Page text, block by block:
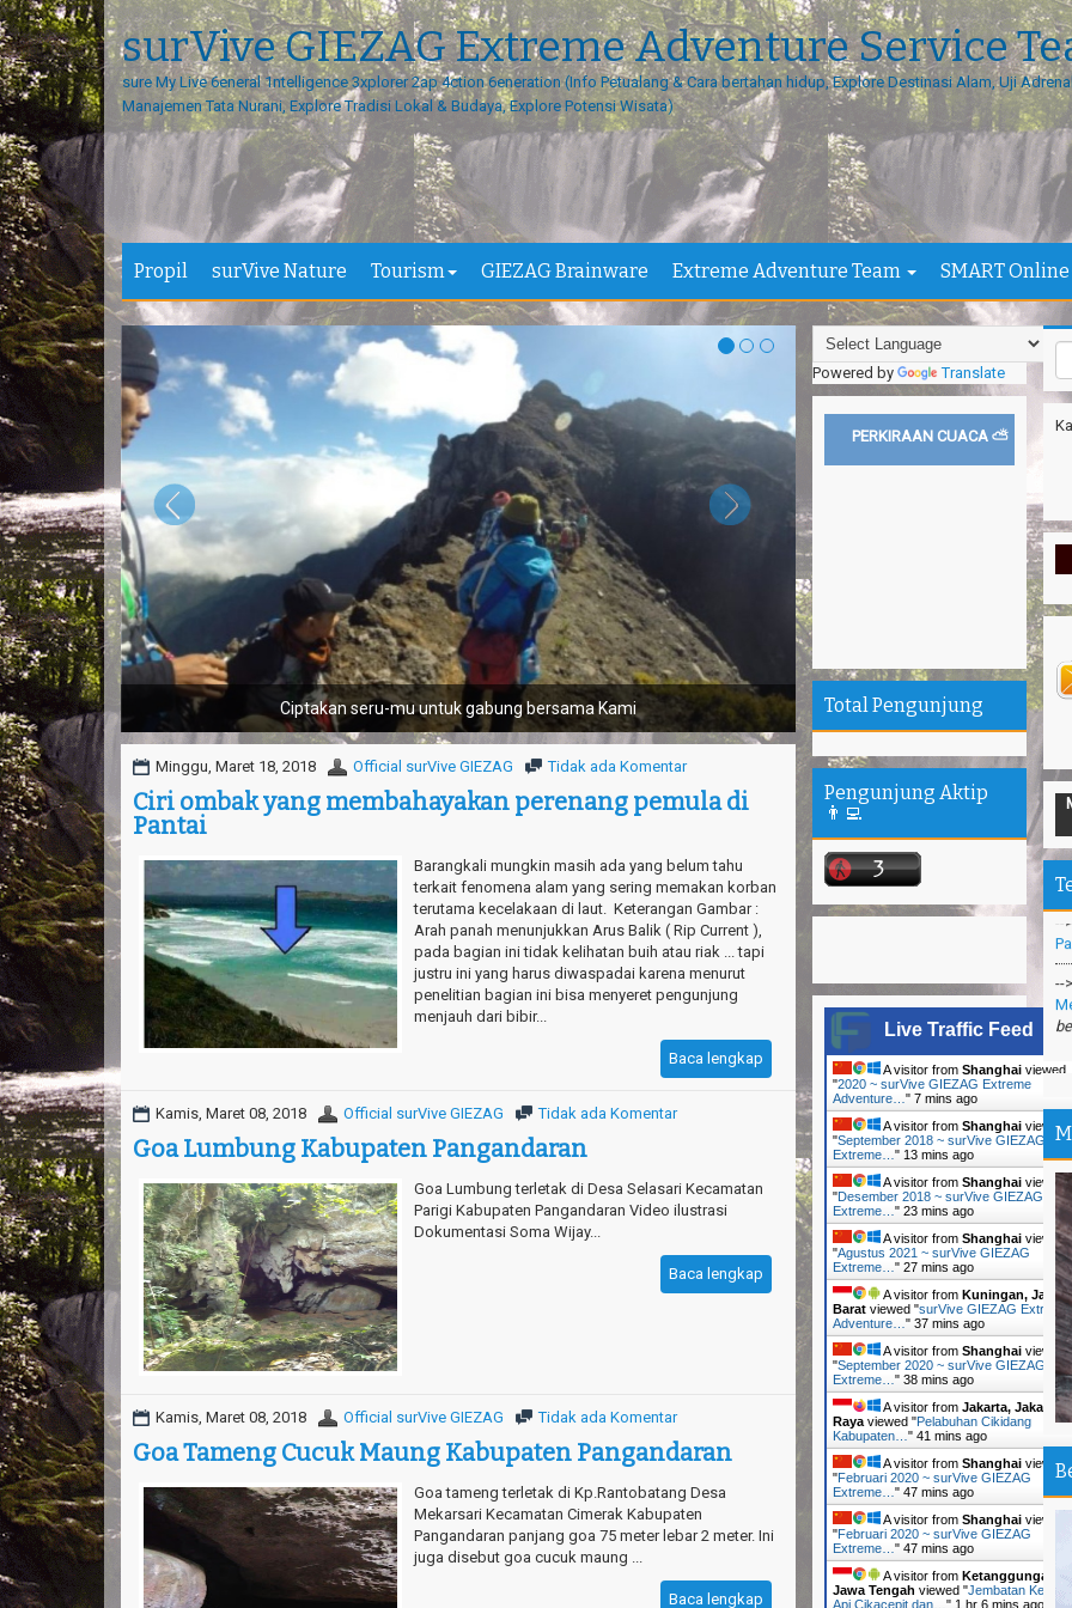
surVive GIEZAG Extreme Adventure Service
sure My Live 6eneral 1ntelligence 3xplorer 2ap 4ction 6eneration (Info Petualang & Cara bertahan hidup, Explore Destinasi Alam, Uji
Manajemen Tata Nurani, Explore Tradisi Lokal & Budaya, Explore Potensi Wisata)
Propil surVive Nature Tourism GIEZAG Brainware Extreme Adventure Team SMART Online
Tantang nyali-mu bersama Kami
Minggu, Maret 18, 2018 Official surVive GIEZAG Tidak ada Komentar
Ciri ombak yang membahayakan perenang pemula di
Pantai
Barangkali mungkin masih ada yang belum tahu
terkait fenomena alam yang sering memakan korban
terutama kecelakaan di laut. Keterangan Gambar :
Arah panah menunjukkan Arus Balik ( Rip Current ),
pada bagian ini tidak kelihatan buih atau riak ... tapi
justru ini yang harus diwaspadai karena menurut
penelitian bagian ini bisa menyeret pengunjung
menjauh dari bibir...
Baca lengkap
Kamis, Maret 08, 2018 Official surVive GIEZAG Tidak ada Komentar
Goa Lumbung Kabupaten Pangandaran
Goa Lumbung terletak di Desa Selasari Kecamatan
Parigi Kabupaten Pangandaran Video ilustrasi
Dokumentasi Soma Wijay...
Baca lengkap
Kamis, Maret 08, 2018 Official surVive GIEZAG Tidak ada Komentar
Goa Tameng Cucuk Maung Kabupaten Pangandaran
Goa tameng terletak di Kp.Rantobatang Desa
Mekarsari Kecamatan Cimerak Kabupaten
Pangandaran panjang goa 75 meter lebar 2 meter. Ini
juga disebut goa cucuk maung ...
Baca lengkap
Powered by Translate
PERKIRAAN CUACA ⛅
Total Pengunjung
Pengunjung Aktip
👨‍💻
Live Traffic Feed
A visitor from Shanghai viewed
"2020 ~ surVive GIEZAG Extreme
Adventure… " 7 mins ago
A visitor from Shanghai viewed
"September 2018 ~ surVive GIEZAG
Extreme… " 13 mins ago
A visitor from Shanghai viewed
"Desember 2018 ~ surVive GIEZAG
Extreme… " 23 mins ago
A visitor from Shanghai viewed
"Agustus 2021 ~ surVive GIEZAG
Extreme… " 27 mins ago
A visitor from Kuningan, Jawa
Barat viewed "surVive GIEZAG Extreme
Adventure… " 37 mins ago
A visitor from Shanghai viewed
"September 2020 ~ surVive GIEZAG
Extreme… " 38 mins ago
A visitor from Jakarta, Jakarta
Raya viewed "Pelabuhan Cikidang
Kabupaten… " 41 mins ago
A visitor from Shanghai viewed
"Februari 2020 ~ surVive GIEZAG
Extreme… " 47 mins ago
A visitor from Shanghai viewed
"Februari 2020 ~ surVive GIEZAG
Extreme… " 47 mins ago
A visitor from Ketanggungan,
Jawa Tengah viewed "Jembatan Kereta
Api Cikacepit dan… " 1 hr 6 mins ago
--
--
--
--
--